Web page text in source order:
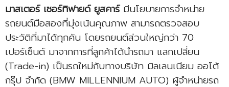
มาสเตอร์ เซอร์ทิฟายด์ ยูสคาร์มีนโยบายการจำหน่าย
รถยนต์มือสองที่มุ่งเน้นคุณภาพ สามารถตรวจสอบ
ประวัติที่มาได้ทุกคัน โดยรถยนต์ส่วนใหญ่กว่า 70
เปอร์เซ็นต์ มาจากการที่ลูกค้าได้นำรถมา แลกเปลี่ยน
(Trade-in) เป็นรถใหม่กับทางบริษัท มิลเลนเนียม ออโต้
กรุ๊ป จำกัด (BMW MILLENNIUM AUTO) ผู้จำหน่ายรถ